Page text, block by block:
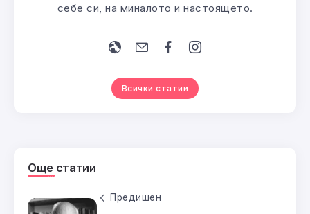
себе си, на миналото и настоящето.
Всички статии
Още статии
Предишен